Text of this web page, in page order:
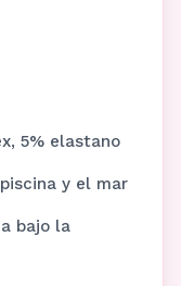
5% elastano
y el mar
bajo la